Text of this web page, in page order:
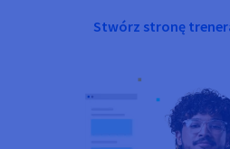
Stwórz stronę